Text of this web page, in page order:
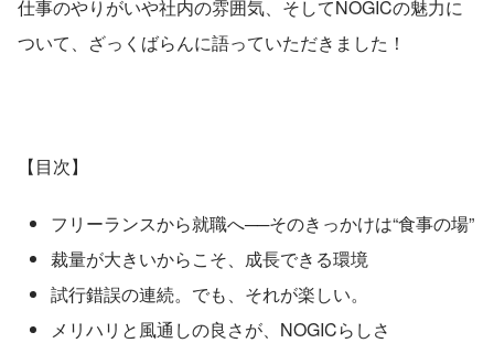
仕事のやりがいや社内の雰囲気、そしてNOGICの魅力に
ついて、ざっくばらんに語っていただきました！
【目次】
フリーランスから就職へ──そのきっかけは“食事の場”
裁量が大きいからこそ、成長できる環境
試行錯誤の連続。でも、それが楽しい。
メリハリと風通しの良さが、NOGICらしさ